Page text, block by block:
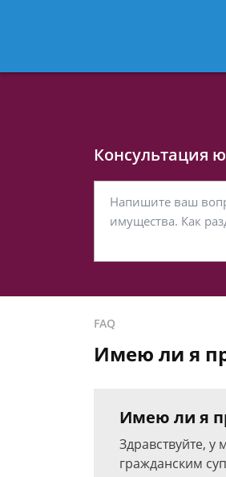
Консультация
FAQ
Имею ли я
Имею ли я
Здравствуйте, у
гражданским